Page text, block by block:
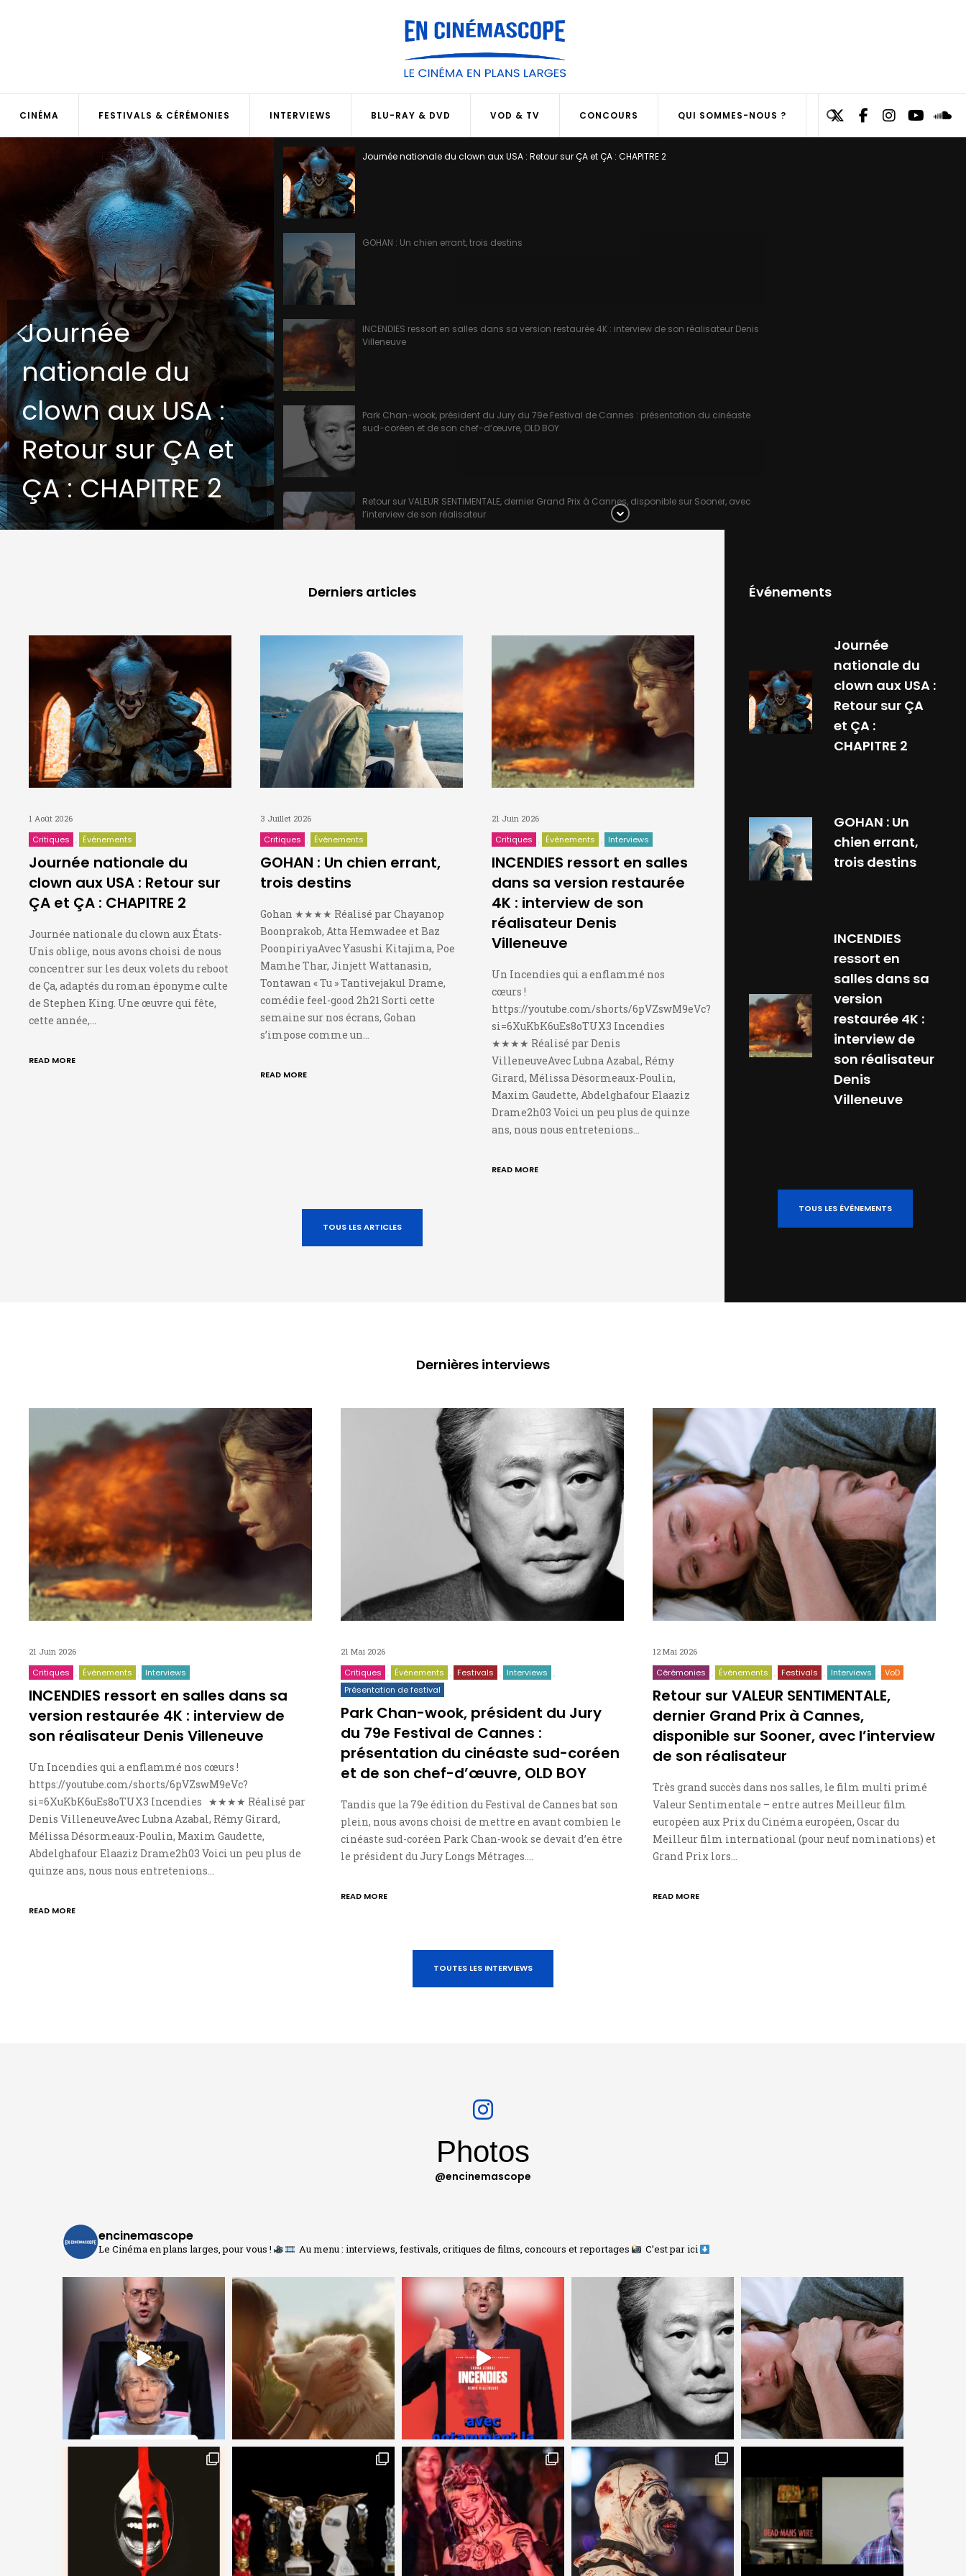
CINÉMA FESTIVALS & CÉRÉMONIES INTERVIEWS BLU-RAY & DVD VOD & TV CONCOURS QUI SOMMES-NOUS ? Search
for:
Journée
nationale du
clown aux USA :
Retour sur ÇA et
ÇA : CHAPITRE 2
Journée nationale du clown aux USA : Retour sur ÇA et ÇA : CHAPITRE 2
GOHAN : Un chien errant, trois destins
INCENDIES ressort en salles dans sa version restaurée 4K : interview de son réalisateur Denis
Villeneuve
Park Chan-wook, président du Jury du 79e Festival de Cannes : présentation du cinéaste
sud-coréen et de son chef-d’œuvre, OLD BOY
Retour sur VALEUR SENTIMENTALE, dernier Grand Prix à Cannes, disponible sur Sooner, avec
l’interview de son réalisateur
Derniers articles
1 Août 2026
Critiques Événements
Journée nationale du
clown aux USA : Retour sur
ÇA et ÇA : CHAPITRE 2
Journée nationale du clown aux États-
Unis oblige, nous avons choisi de nous
concentrer sur les deux volets du reboot
de Ça, adaptés du roman éponyme culte
de Stephen King. Une œuvre qui fête,
cette année,…
READ MORE
3 Juillet 2026
Critiques Événements
GOHAN : Un chien errant,
trois destins
Gohan ★★★★ Réalisé par Chayanop
Boonprakob, Atta Hemwadee et Baz
PoonpiriyaAvec Yasushi Kitajima, Poe
Mamhe Thar, Jinjett Wattanasin,
Tontawan « Tu » Tantivejakul Drame,
comédie feel-good 2h21 Sorti cette
semaine sur nos écrans, Gohan
s’impose comme un…
READ MORE
21 Juin 2026
Critiques Événements Interviews
INCENDIES ressort en salles
dans sa version restaurée
4K : interview de son
réalisateur Denis
Villeneuve
Un Incendies qui a enflammé nos
cœurs !
https://youtube.com/shorts/6pVZswM9eVc?
si=6XuKbK6uEs8oTUX3 Incendies
★★★★ Réalisé par Denis
VilleneuveAvec Lubna Azabal, Rémy
Girard, Mélissa Désormeaux-Poulin,
Maxim Gaudette, Abdelghafour Elaaziz
Drame2h03 Voici un peu plus de quinze
ans, nous nous entretenions…
READ MORE
TOUS LES ARTICLES
Événements
Journée
nationale du
clown aux USA :
Retour sur ÇA
et ÇA :
CHAPITRE 2
GOHAN : Un
chien errant,
trois destins
INCENDIES
ressort en
salles dans sa
version
restaurée 4K :
interview de
son réalisateur
Denis
Villeneuve
TOUS LES ÉVÉNEMENTS
Dernières interviews
21 Juin 2026
Critiques Événements Interviews
INCENDIES ressort en salles dans sa
version restaurée 4K : interview de
son réalisateur Denis Villeneuve
Un Incendies qui a enflammé nos cœurs !
https://youtube.com/shorts/6pVZswM9eVc?
si=6XuKbK6uEs8oTUX3 Incendies ★★★★ Réalisé par
Denis VilleneuveAvec Lubna Azabal, Rémy Girard,
Mélissa Désormeaux-Poulin, Maxim Gaudette,
Abdelghafour Elaaziz Drame2h03 Voici un peu plus de
quinze ans, nous nous entretenions…
READ MORE
21 Mai 2026
Critiques Événements Festivals
Interviews
Présentation de festival
Park Chan-wook, président du Jury
du 79e Festival de Cannes :
présentation du cinéaste sud-coréen
et de son chef-d’œuvre, OLD BOY
Tandis que la 79e édition du Festival de Cannes bat son
plein, nous avons choisi de mettre en avant combien le
cinéaste sud-coréen Park Chan-wook se devait d’en être
le président du Jury Longs Métrages.…
READ MORE
12 Mai 2026
Cérémonies Événements Festivals Interviews VoD
Retour sur VALEUR SENTIMENTALE,
dernier Grand Prix à Cannes,
disponible sur Sooner, avec l’interview
de son réalisateur
Très grand succès dans nos salles, le film multi primé
Valeur Sentimentale – entre autres Meilleur film
européen aux Prix du Cinéma européen, Oscar du
Meilleur film international (pour neuf nominations) et
Grand Prix lors…
READ MORE
TOUTES LES INTERVIEWS
Photos
@encinemascope
encinemascope
Le Cinéma en plans larges, pour vous ! Au menu : interviews, festivals, critiques de films, concours et reportages C’est par ici